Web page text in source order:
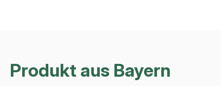
Produkt aus Bayern